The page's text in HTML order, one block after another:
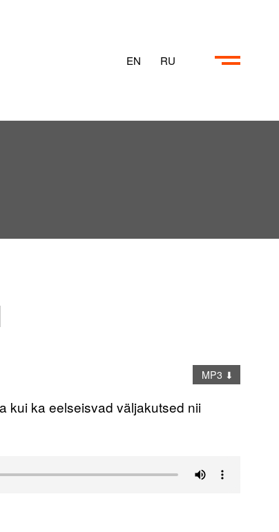
EN RU
MP3 ⬇
kui ka eelseisvad väljakutsed nii